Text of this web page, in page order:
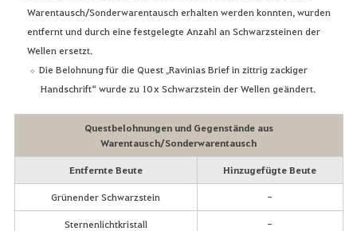
Warentausch/Sonderwarentausch erhalten werden konnten, wurden
entfernt und durch eine festgelegte Anzahl an Schwarzsteinen der
Wellen ersetzt.
Die Belohnung für die Quest „Ravinias Brief in zittrig zackiger
Handschrift“ wurde zu 10 x Schwarzstein der Wellen geändert.
Questbelohnungen und Gegenstände aus
Warentausch/Sonderwarentausch
Entfernte Beute Hinzugefügte Beute
Grünender Schwarzstein -
Sternenlichtkristall -